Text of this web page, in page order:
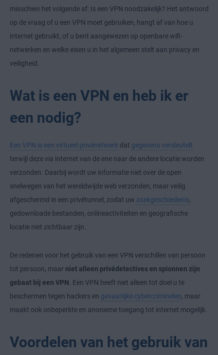
misschien het volgende af: Is een VPN noodzakelijk? Het antwoord
op de vraag of u een VPN moet gebruiken, hangt af van hoe u
internet gebruikt, of u bent aangewezen op openbare wifi-
netwerken en welke eisen u in het algemeen stelt aan privacy en
veiligheid.
Wat is een VPN en heb ik er
een nodig?
Een VPN is een virtueel privénetwerk dat gegevens versleutelt
terwijl deze via internet van de ene naar de andere locatie worden
verzonden. Daarbij wordt uw informatie niet over de open
snelwegen van het wereldwijde web verzonden, maar veilig
afgeschermd in een privétunnel, zodat uw zoekgeschiedenis,
gedownloade bestanden, onlineactiviteiten en geografische
locatie niet zichtbaar zijn.
De redenen voor het gebruik van een VPN verschillen van persoon
tot persoon, maar niet alleen privédetectives en spionnen zijn
gebaat bij een VPN. Een VPN heeft niet alleen tot doel u te
beschermen tegen hackers en gevaarlijke cybercriminelen, maar
maakt ook onbeperkte en anonieme toegang tot internet mogelijk.
Voordelen van het gebruik van